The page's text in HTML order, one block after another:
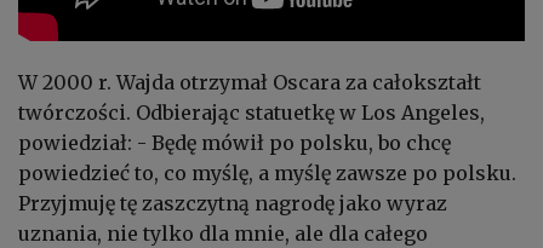
W 2000 r. Wajda otrzymał Oscara za całokształt
twórczości. Odbierając statuetkę w Los Angeles,
powiedział: - Będę mówił po polsku, bo chcę
powiedzieć to, co myślę, a myślę zawsze po polsku.
Przyjmuję tę zaszczytną nagrodę jako wyraz
uznania, nie tylko dla mnie, ale dla całego